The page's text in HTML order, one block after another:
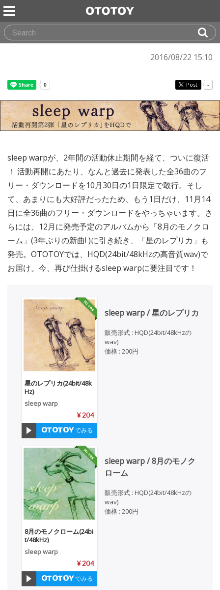
2016/08/22 15:10
Post -
sleep warpが、2年間の活動休止期間を経て、ついに復活
！ 活動再開にあたり、なんと過去に発表した全36曲のフ
リー・ダウンロードを10月30日の1日限定で敢行。そし
て、あまりにも大好評だったため、もう1日だけ、11月14
日に全36曲のフリー・ダウンロードをやっちゃいます。さ
らには、12月に発売予定のアルバムから「8月のモノクロ
ーム」(3年ぶりの新曲! )に引き続き、「星のレプリカ」も
発売。OTOTOYでは、HQD(24bit/48kHzの高音質wav)で
お届け。今、再び仕掛けるsleep warpに要注目です！
星のレプリカ(24bit/48k
Hz)
sleep warp
¥ 204
でみる
sleep warp / 星のレプリカ
販売形式 : HQD(24bit/48kHzの
wav)
価格 : 200円
8月のモノクローム(24bi
t/48kHz)
sleep warp
¥ 204
でみる
sleep warp / 8月のモノク
ローム
販売形式 : HQD(24bit/48kHzの
wav)
価格 : 200円